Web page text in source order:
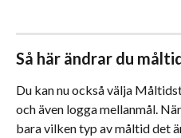
Så här ändrar du
Du kan nu också välja
och även logga mellanmål.
bara vilken typ av måltid det